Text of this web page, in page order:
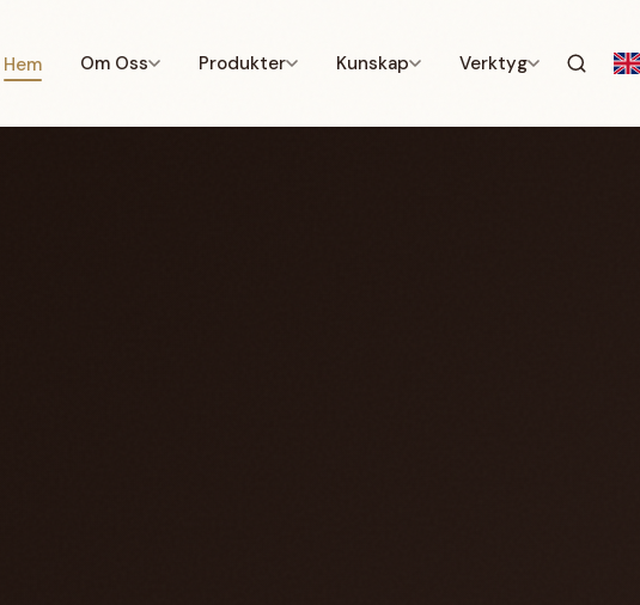
Hem Om Oss Produkter Kunskap Verktyg